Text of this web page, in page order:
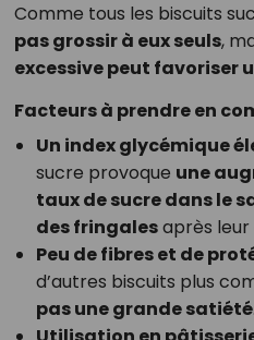
Comme tous les biscuits
pas grossir à eux seuls,
excessive peut favoriser
Facteurs à prendre en
Un index glycémique
sucre provoque une
taux de sucre dans le
des fringalesaprès leur
Peu de fibres et de
d’autres biscuits plus
pas une grande satiété.